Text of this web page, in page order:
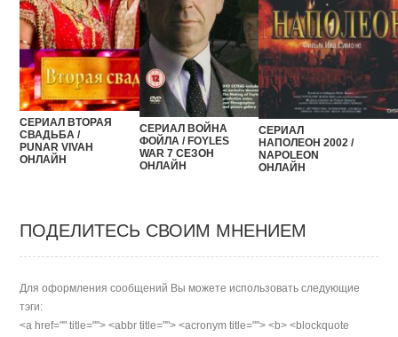
СЕРИАЛ ВТОРАЯ
СВАДЬБА /
PUNAR VIVAH
ОНЛАЙН
СЕРИАЛ ВОЙНА
ФОЙЛА / FOYLES
WAR 7 СЕЗОН
ОНЛАЙН
СЕРИАЛ
НАПОЛЕОН 2002 /
NAPOLEON
ОНЛАЙН
ПОДЕЛИТЕСЬ СВОИМ МНЕНИЕМ
Для оформления сообщений Вы можете использовать следующие
тэги:
<a href="" title=""> <abbr title=""> <acronym title=""> <b> <blockquote